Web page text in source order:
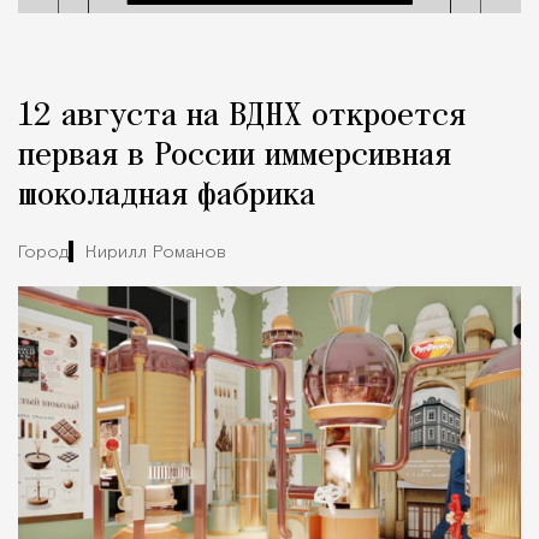
12 августа на ВДНХ откроется
первая в России иммерсивная
шоколадная фабрика
Город Кирилл Романов